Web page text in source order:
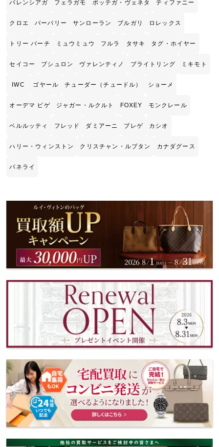
バレンシアガ フェラガモ ボッテガ・ヴェネタ ティファニー
クロエ バーバリー サンローラン ブルガリ ロレックス
トリー バーチ ミュウミュウ フルラ タサキ タグ・ホイヤー
セイコー ブシュロン ヴァレンティノ ブライトリング ミキモト
IWC ゴヤール チューダー（チュードル） ショーメ
オーデマ ピゲ ジャガー・ルクルト FOXEY モンクレール
ベルルッティ フレッド ダミアーニ ブレゲ カシオ
ハリー・ウィンストン クリスチャン・ルブタン カナダグース
パネライ